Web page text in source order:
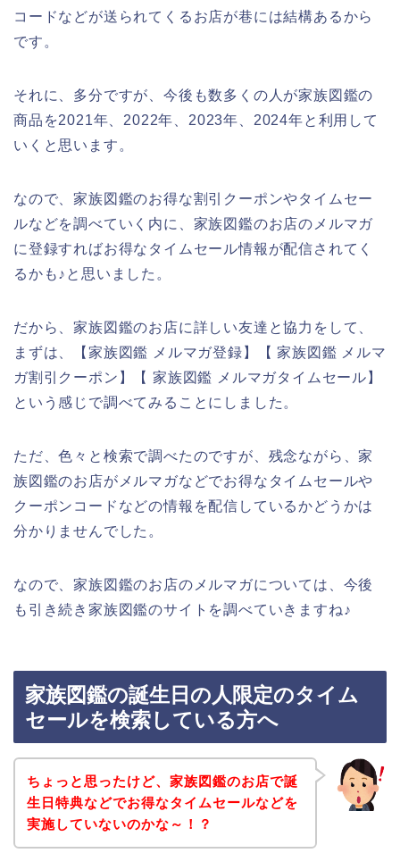
コードなどが送られてくるお店が巷には結構あるから
です。
それに、多分ですが、今後も数多くの人が家族図鑑の
商品を2021年、2022年、2023年、2024年と利用して
いくと思います。
なので、家族図鑑のお得な割引クーポンやタイムセー
ルなどを調べていく内に、家族図鑑のお店のメルマガ
に登録すればお得なタイムセール情報が配信されてく
るかも♪と思いました。
だから、家族図鑑のお店に詳しい友達と協力をして、
まずは、【家族図鑑 メルマガ登録】【 家族図鑑 メルマ
ガ割引クーポン】【 家族図鑑 メルマガタイムセール】
という感じで調べてみることにしました。
ただ、色々と検索で調べたのですが、残念ながら、家
族図鑑のお店がメルマガなどでお得なタイムセールや
クーポンコードなどの情報を配信しているかどうかは
分かりませんでした。
なので、家族図鑑のお店のメルマガについては、今後
も引き続き家族図鑑のサイトを調べていきますね♪
家族図鑑の誕生日の人限定のタイム
セールを検索している方へ
ちょっと思ったけど、家族図鑑のお店で誕
生日特典などでお得なタイムセールなどを
実施していないのかな～！？